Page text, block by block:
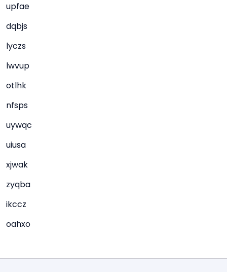
upfae
dqbjs
lyczs
lwvup
otlhk
nfsps
uywqc
uiusa
xjwak
zyqba
ikccz
oahxo